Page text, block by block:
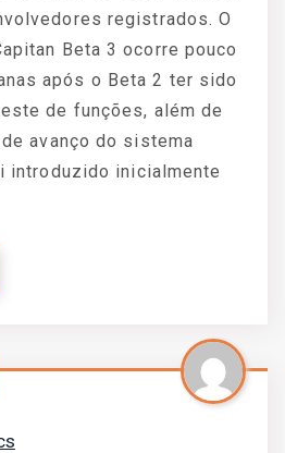
registrados. O
Beta 3 ocorre pouco
após o Beta 2 ter sido
de funções, além de
avanço do sistema
introduzido inicialmente